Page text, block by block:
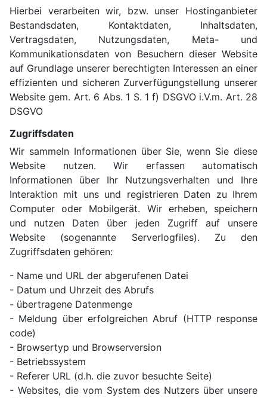
Hierbei verarbeiten wir, bzw. unser Hostinganbieter
Bestandsdaten, Kontaktdaten, Inhaltsdaten,
Vertragsdaten, Nutzungsdaten, Meta- und
Kommunikationsdaten von Besuchern dieser Website
auf Grundlage unserer berechtigten Interessen an einer
effizienten und sicheren Zurverfügungstellung unserer
Website gem. Art. 6 Abs. 1 S. 1 f) DSGVO i.V.m. Art. 28
DSGVO
Zugriffsdaten
Wir sammeln Informationen über Sie, wenn Sie diese
Website nutzen. Wir erfassen automatisch
Informationen über Ihr Nutzungsverhalten und Ihre
Interaktion mit uns und registrieren Daten zu Ihrem
Computer oder Mobilgerät. Wir erheben, speichern
und nutzen Daten über jeden Zugriff auf unsere
Website (sogenannte Serverlogfiles). Zu den
Zugriffsdaten gehören:
- Name und URL der abgerufenen Datei
- Datum und Uhrzeit des Abrufs
- übertragene Datenmenge
- Meldung über erfolgreichen Abruf (HTTP response
code)
- Browsertyp und Browserversion
- Betriebssystem
- Referer URL (d.h. die zuvor besuchte Seite)
- Websites, die vom System des Nutzers über unsere